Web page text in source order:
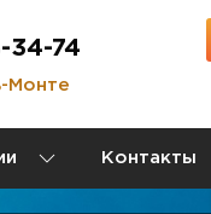
34-74
Монте
Контакты